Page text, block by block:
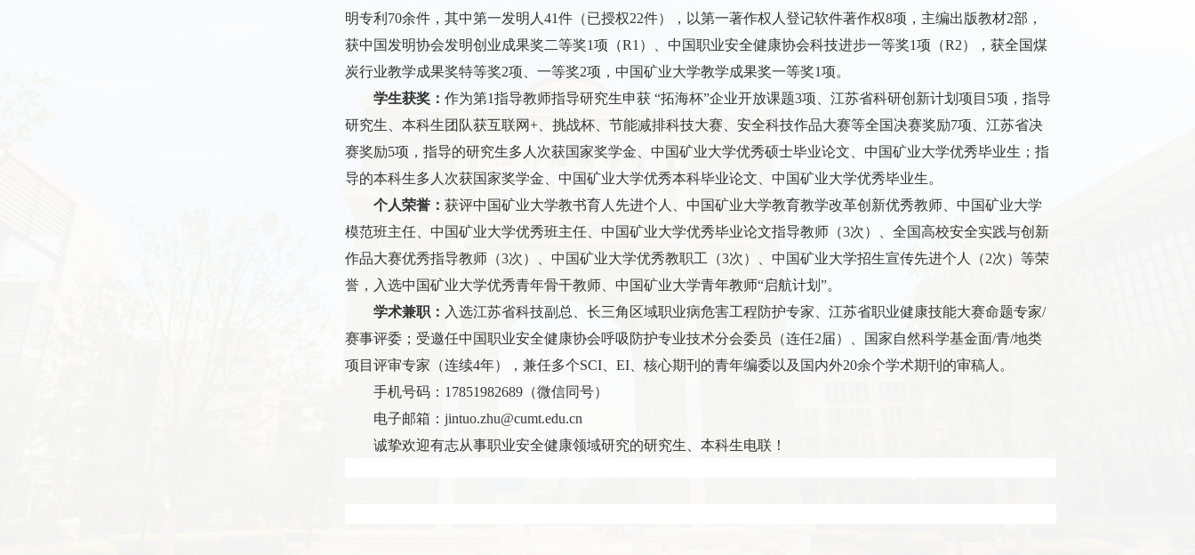
明专利 70余件，其中第一发明人41件（已授权22件），以第一著作权人登记软件著作权8项，主编出版教材2部，
获中国发明协会发明创业成果奖二等奖1项（R1 ）、中国职业安全健康协会科技进步一等奖1项（R2），获全国煤
炭行业教学成果奖特等奖2项、一等奖2项，中国矿业大学教学成果奖一等奖1项。
学生获奖：作为第1指导教师指导研究生申获 “拓海杯”企业开放课题3项、江苏省科研创新计划项目 5项，指导
研究生、本科生团队获互联网+ 、挑战杯、节能减排科技大赛、安全科技作品大赛等全国决赛奖励7项、江苏省决
赛奖励5项，指导的研究生多人次获国家奖学金、中国矿业大学优秀硕士毕业论文、中国矿业大学优秀毕业生；指
导的本科生多人次获国家奖学金、中国矿业大学优秀本科毕业论文、中国矿业大学优秀毕业生。
个人荣誉：获评中国矿业大学教书育人先进个人、中国矿业大学教育教学改革创新优秀教师、中国矿业大学
模范班主任、中国矿业大学优秀班主任、中国矿业大学优秀毕业论文指导教师（3次）、全国高校安全实践与创新
作品大赛优秀指导教师（3次）、中国矿业大学优秀教职工（3次）、中国矿业大学招生宣传先进个人（2次）等荣
誉，入选中国矿业大学优秀青年骨干教师、中国矿业大学青年教师“启航计划”。
学术兼职： 入选江苏省科技副总、长三角区域职业病危害工程防护专家、江苏省职业健康技能大赛命题专家/
赛事评委；受邀任中国职业安全健康协会呼吸防护专业技术分会委员（连任2届）、国家自然科学基金面/青/地类
项目评审专家（连续4年），兼任多个SCI 、EI 、核心期刊的青年编委以及国内外20余个学术期刊的审稿人。
手机号码： 17851982689 （微信同号）
电子邮箱：jintuo.zhu@cumt.edu.cn
诚挚欢迎有志从事职业安全健康领域研究的研究生、本科生电联！